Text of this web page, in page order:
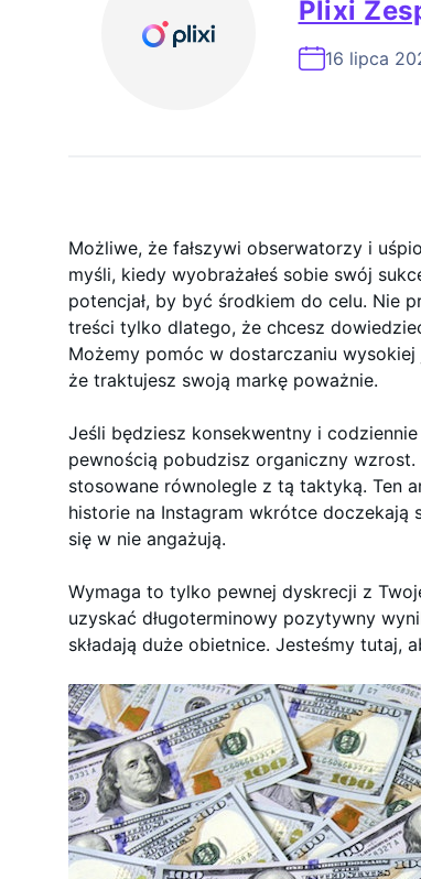
Plixi
16 lipca
Możliwe, że fałszywi obserwatorzy i
myśli, kiedy wyobrażałeś sobie swój
potencjał, by być środkiem do celu. Nie
treści tylko dlatego, że chcesz
Możemy pomóc w dostarczaniu
że traktujesz swoją markę poważnie.
Jeśli będziesz konsekwentny i
pewnością pobudzisz organiczny
stosowane równolegle z tą taktyką. Ten
historie na Instagram wkrótce
się w nie angażują.
Wymaga to tylko pewnej dyskrecji z
uzyskać długoterminowy pozytywny
składają duże obietnice. Jesteśmy tutaj,